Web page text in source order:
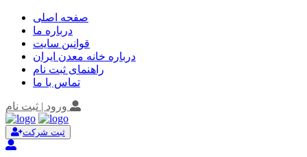
صفحه اصلی
درباره ما
قوانین سایت
درباره خانه معدن ایران
راهنمای ثبت نام
تماس با ما
ورود | ثبت نام
ثبت شرکت